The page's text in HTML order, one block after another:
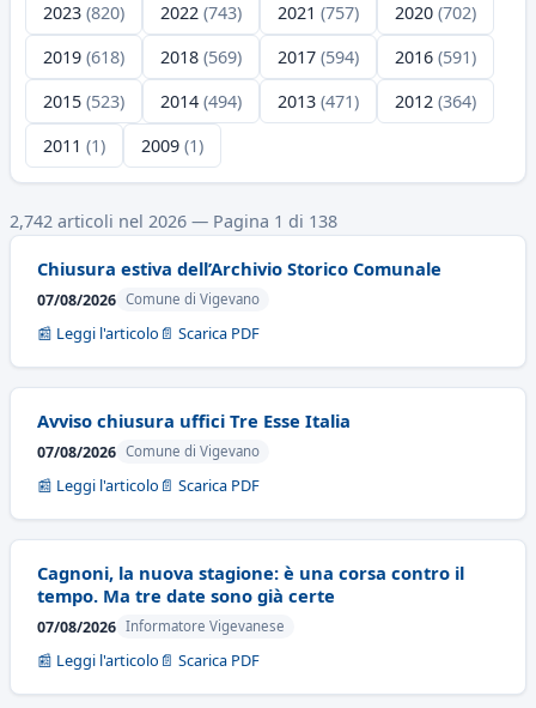
2023 (820) 2022 (743) 2021 (757) 2020 (702)
2019 (618) 2018 (569) 2017 (594) 2016 (591)
2015 (523) 2014 (494) 2013 (471) 2012 (364)
2011 (1) 2009 (1)
2,742 articoli nel 2026 — Pagina 1 di 138
Chiusura estiva dell’Archivio Storico Comunale
07/08/2026 Comune di Vigevano
📰 Leggi l'articolo 📄 Scarica PDF
Avviso chiusura uffici Tre Esse Italia
07/08/2026 Comune di Vigevano
📰 Leggi l'articolo 📄 Scarica PDF
Cagnoni, la nuova stagione: è una corsa contro il
tempo. Ma tre date sono già certe
07/08/2026 Informatore Vigevanese
📰 Leggi l'articolo 📄 Scarica PDF